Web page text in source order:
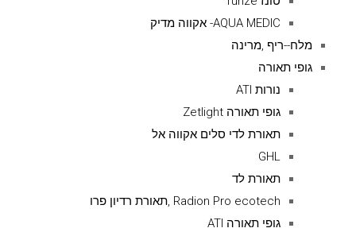
AQUA MEDIC- אקווה מדיק
מלח--ריף ,מרינה
גופי תאורה
נורות ATI
גופי תאורה Zetlight
תאורת לדי סלים אקווה אל
GHL
תאורת לד
Radion Pro ecotech ,תאורת רדיון פרו
גופי תאורה ATI